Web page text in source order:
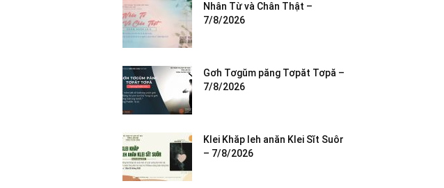
Nhân Từ và Chân Thật –
7/8/2026
Gơh Tơgŭm păng Tơpăt Tơpă –
7/8/2026
Klei Khăp leh anăn Klei Sĭt Suôr
– 7/8/2026